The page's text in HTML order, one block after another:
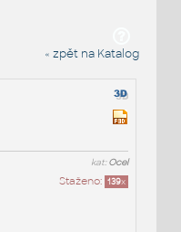
« zpět na Katalog
kat:Ocel
Staženo: 139x